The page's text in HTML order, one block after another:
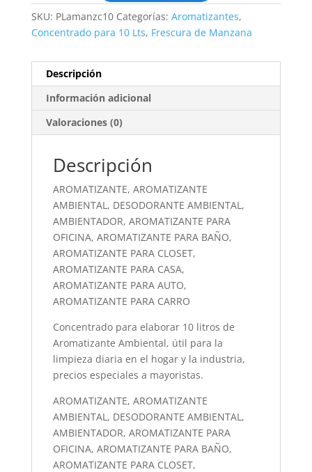
SKU: PLamanzc10 Categorías: Aromatizantes,
Concentrado para 10 Lts, Frescura de Manzana
Descripción
Información adicional
Valoraciones (0)
Descripción
AROMATIZANTE, AROMATIZANTE
AMBIENTAL, DESODORANTE AMBIENTAL,
AMBIENTADOR, AROMATIZANTE PARA
OFICINA, AROMATIZANTE PARA BAÑO,
AROMATIZANTE PARA CLOSET,
AROMATIZANTE PARA CASA,
AROMATIZANTE PARA AUTO,
AROMATIZANTE PARA CARRO
Concentrado para elaborar 10 litros de
Aromatizante Ambiental, útil para la
limpieza diaria en el hogar y la industria,
precios especiales a mayoristas.
AROMATIZANTE, AROMATIZANTE
AMBIENTAL, DESODORANTE AMBIENTAL,
AMBIENTADOR, AROMATIZANTE PARA
OFICINA, AROMATIZANTE PARA BAÑO,
AROMATIZANTE PARA CLOSET,